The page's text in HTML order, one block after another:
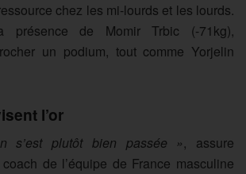
chez les mi-lourds et les lourds.
présence de Momir Trbic (-71kg),
un podium, tout comme Yorjelin
l’or
s’est plutôt bien passée », assure
de l’équipe de France masculine